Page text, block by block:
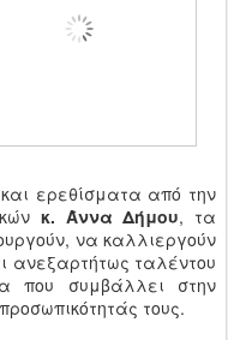
ερεθίσματα από την
κ. Άννα Δήμου, τα
να καλλιεργούν
ανεξαρτήτως ταλέντου
που συμβάλλει στην
τους.